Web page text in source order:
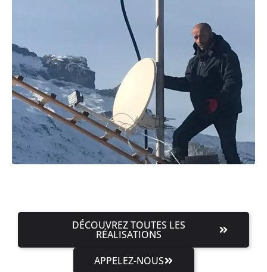
DÉCOUVREZ TOUTES LES
RÉALISATIONS
APPELEZ-NOUS